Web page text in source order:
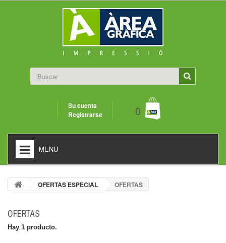
0
Su cuenta
Registrarse
MENU
OFERTAS ESPECIAL OFERTAS
OFERTAS
Hay 1 producto.